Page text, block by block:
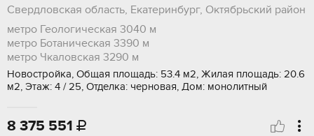
Свердловская область, Екатеринбург, Октябрьский район
метро Геологическая 3040 м
метро Ботаническая 3390 м
метро Чкаловская 3290 м
Новостройка, Общая площадь: 53.4 м2, Жилая площадь: 20.6
м2, Этаж: 4 / 25, Отделка: черновая, Дом: монолитный
8 375 551 